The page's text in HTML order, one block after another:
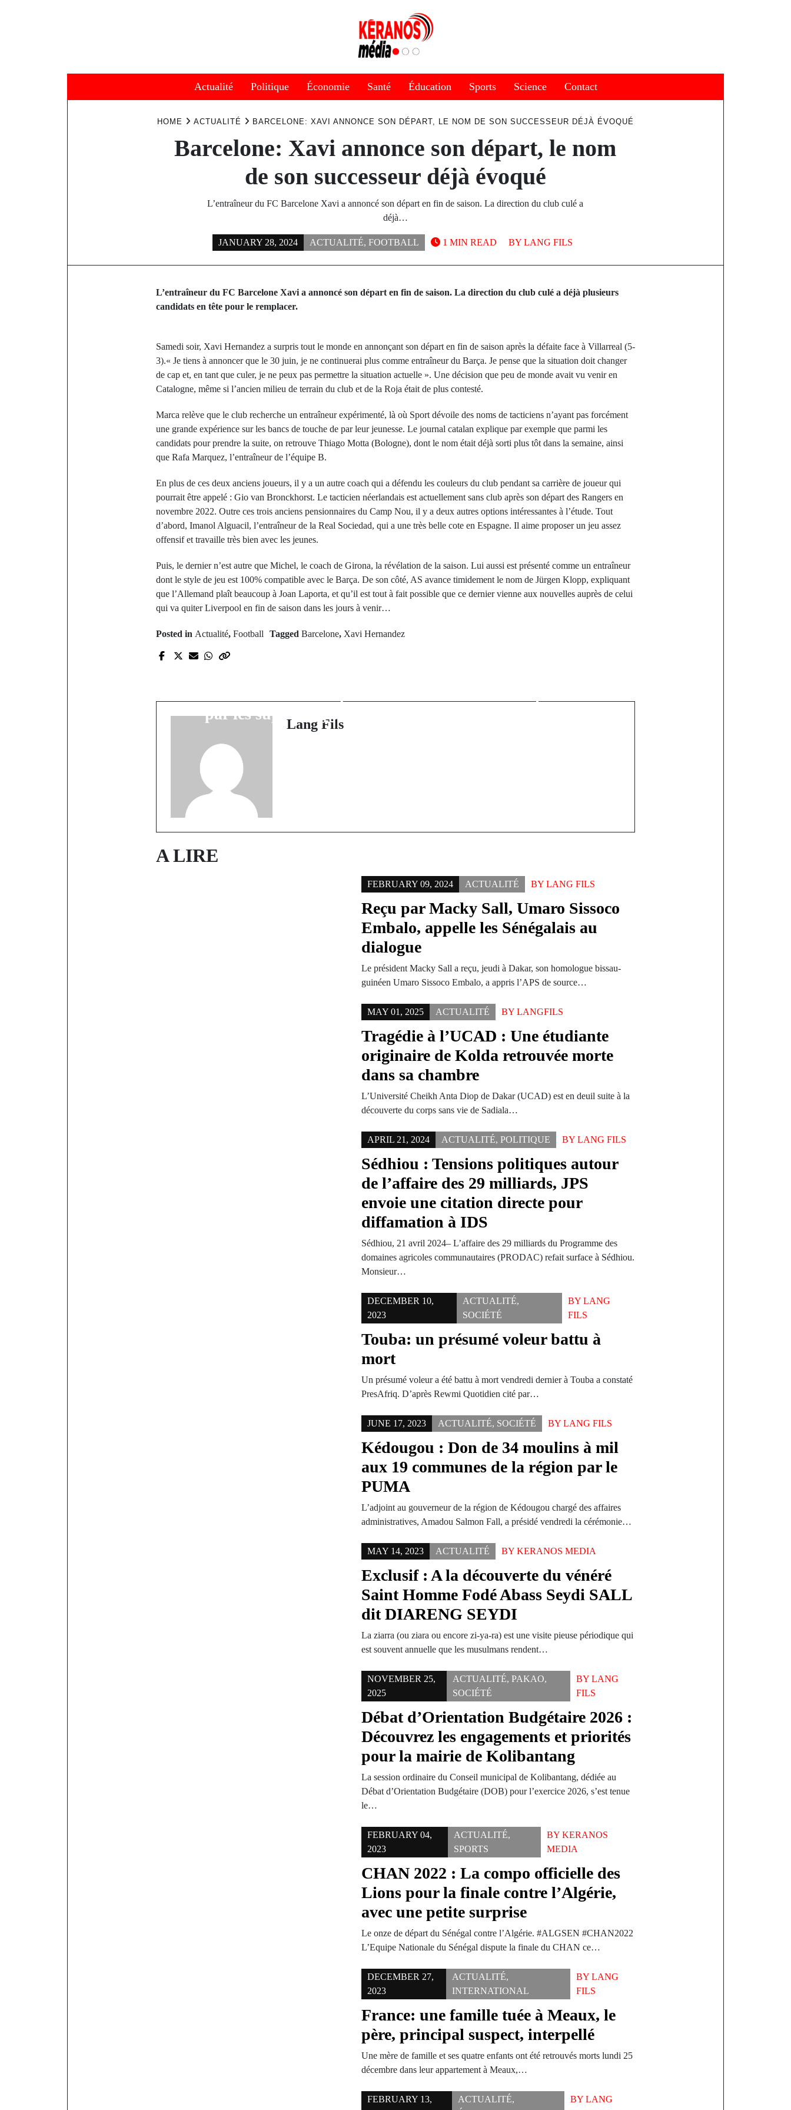
Actualité Politique Économie Santé Éducation Sports Science Contact
HOME ACTUALITÉ BARCELONE: XAVI ANNONCE SON DÉPART, LE NOM DE SON SUCCESSEUR DÉJÀ ÉVOQUÉ
Barcelone: Xavi annonce son départ, le nom
de son successeur déjà évoqué
L’entraîneur du FC Barcelone Xavi a annoncé son départ en fin de saison. La direction du club culé a
déjà…
JANUARY 28, 2024 ACTUALITÉ, FOOTBALL BY LANG FILS
1 MIN READ
L’entraîneur du FC Barcelone Xavi a annoncé son départ en fin de saison. La direction du club culé a déjà plusieurs
candidats en tête pour le remplacer.
Samedi soir, Xavi Hernandez a surpris tout le monde en annonçant son départ en fin de saison après la défaite face à Villarreal (5-
3).« Je tiens à annoncer que le 30 juin, je ne continuerai plus comme entraîneur du Barça. Je pense que la situation doit changer
de cap et, en tant que culer, je ne peux pas permettre la situation actuelle ». Une décision que peu de monde avait vu venir en
Catalogne, même si l’ancien milieu de terrain du club et de la Roja était de plus contesté.
Marca relève que le club recherche un entraîneur expérimenté, là où Sport dévoile des noms de tacticiens n’ayant pas forcément
une grande expérience sur les bancs de touche de par leur jeunesse. Le journal catalan explique par exemple que parmi les
candidats pour prendre la suite, on retrouve Thiago Motta (Bologne), dont le nom était déjà sorti plus tôt dans la semaine, ainsi
que Rafa Marquez, l’entraîneur de l’équipe B.
En plus de ces deux anciens joueurs, il y a un autre coach qui a défendu les couleurs du club pendant sa carrière de joueur qui
pourrait être appelé : Gio van Bronckhorst. Le tacticien néerlandais est actuellement sans club après son départ des Rangers en
novembre 2022. Outre ces trois anciens pensionnaires du Camp Nou, il y a deux autres options intéressantes à l’étude. Tout
d’abord, Imanol Alguacil, l’entraîneur de la Real Sociedad, qui a une très belle cote en Espagne. Il aime proposer un jeu assez
offensif et travaille très bien avec les jeunes.
Puis, le dernier n’est autre que Michel, le coach de Girona, la révélation de la saison. Lui aussi est présenté comme un entraîneur
dont le style de jeu est 100% compatible avec le Barça. De son côté, AS avance timidement le nom de Jürgen Klopp, expliquant
que l’Allemand plaît beaucoup à Joan Laporta, et qu’il est tout à fait possible que ce dernier vienne aux nouvelles auprès de celui
qui va quiter Liverpool en fin de saison dans les jours à venir…
Posted in Actualité, Football Tagged Barcelone, Xavi Hernandez
par les super Eagles
Lang Fils
A LIRE
FEBRUARY 09, 2024 ACTUALITÉ BYLANG FILS
Reçu par Macky Sall, Umaro Sissoco
Embalo, appelle les Sénégalais au
dialogue
Le président Macky Sall a reçu, jeudi à Dakar, son homologue bissau-
guinéen Umaro Sissoco Embalo, a appris l’APS de source…
MAY 01, 2025 ACTUALITÉ BYLANGFILS
Tragédie à l’UCAD : Une étudiante
originaire de Kolda retrouvée morte
dans sa chambre
L’Université Cheikh Anta Diop de Dakar (UCAD) est en deuil suite à la
découverte du corps sans vie de Sadiala…
APRIL 21, 2024 ACTUALITÉ,POLITIQUE BYLANG FILS
Sédhiou : Tensions politiques autour
de l’affaire des 29 milliards, JPS
envoie une citation directe pour
diffamation à IDS
Sédhiou, 21 avril 2024– L’affaire des 29 milliards du Programme des
domaines agricoles communautaires (PRODAC) refait surface à Sédhiou.
Monsieur…
DECEMBER 10,
2023
ACTUALITÉ,
SOCIÉTÉ
BYLANG
FILS
Touba: un présumé voleur battu à
mort
Un présumé voleur a été battu à mort vendredi dernier à Touba a constaté
PresAfriq. D’après Rewmi Quotidien cité par…
JUNE 17, 2023 ACTUALITÉ, SOCIÉTÉ BYLANG FILS
Kédougou : Don de 34 moulins à mil
aux 19 communes de la région par le
PUMA
L’adjoint au gouverneur de la région de Kédougou chargé des affaires
administratives, Amadou Salmon Fall, a présidé vendredi la cérémonie…
MAY 14, 2023 ACTUALITÉ BYKERANOS MEDIA
Exclusif : A la découverte du vénéré
Saint Homme Fodé Abass Seydi SALL
dit DIARENG SEYDI
La ziarra (ou ziara ou encore zi-ya-ra) est une visite pieuse périodique qui
est souvent annuelle que les musulmans rendent…
NOVEMBER 25,
2025
ACTUALITÉ,PAKAO,
SOCIÉTÉ
BYLANG
FILS
Débat d’Orientation Budgétaire 2026 :
Découvrez les engagements et priorités
pour la mairie de Kolibantang
La session ordinaire du Conseil municipal de Kolibantang, dédiée au
Débat d’Orientation Budgétaire (DOB) pour l’exercice 2026, s’est tenue
le…
FEBRUARY 04,
2023
ACTUALITÉ,
SPORTS
BYKERANOS
MEDIA
CHAN 2022 : La compo officielle des
Lions pour la finale contre l’Algérie,
avec une petite surprise
Le onze de départ du Sénégal contre l’Algérie. #ALGSEN #CHAN2022
L’Equipe Nationale du Sénégal dispute la finale du CHAN ce…
DECEMBER 27,
2023
ACTUALITÉ,
INTERNATIONAL
BY LANG
FILS
France: une famille tuée à Meaux, le
père, principal suspect, interpellé
Une mère de famille et ses quatre enfants ont été retrouvés morts lundi 25
décembre dans leur appartement à Meaux,…
FEBRUARY 13,
ACTUALITÉ,
BY LANG